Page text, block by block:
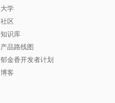
大学
社区
知识库
产品路线图
郁金香开发者计划
博客